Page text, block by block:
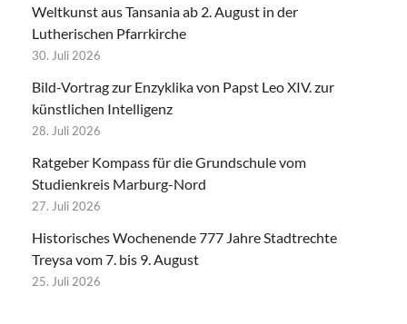
Weltkunst aus Tansania ab 2. August in der
Lutherischen Pfarrkirche
30. Juli 2026
Bild-Vortrag zur Enzyklika von Papst Leo XIV. zur
künstlichen Intelligenz
28. Juli 2026
Ratgeber Kompass für die Grundschule vom
Studienkreis Marburg-Nord
27. Juli 2026
Historisches Wochenende 777 Jahre Stadtrechte
Treysa vom 7. bis 9. August
25. Juli 2026